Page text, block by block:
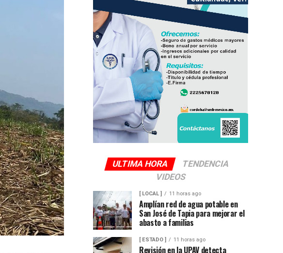
ULTIMA HORA
TENDENCIA
VIDEOS
[ LOCAL ] 11 horas ago
Amplían red de agua potable en
San José de Tapia para mejorar el
abasto a familias
[ ESTADO ] 11 horas ago
Revisión en la UPAV detecta